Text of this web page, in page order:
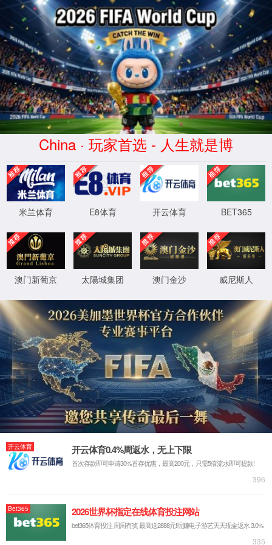
长者模式 无障碍浏览
米兰(milan)网站米兰
(milan)网站首页
部门资讯
当前位置：米兰(milan)网站首页>办事服务 >许可事项
办事指南
许可事项
服务承诺
涉企中介机构监管
常见问题解答
联系我们
许可事项
联系我们 网站地图
版
XML 地图